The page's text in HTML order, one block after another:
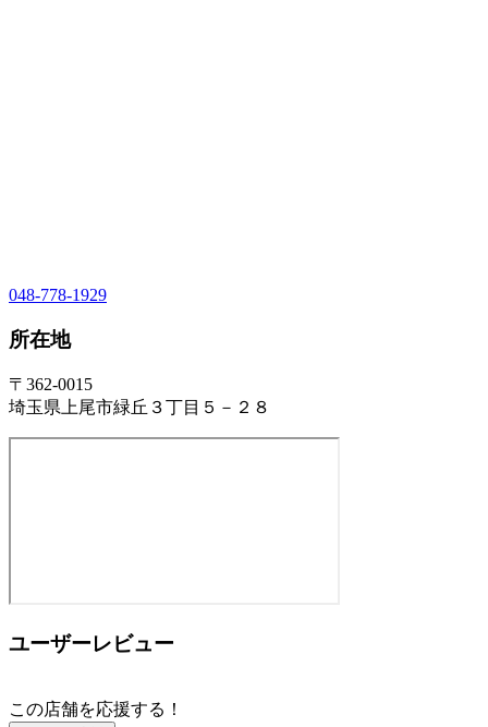
048-778-1929
所在地
〒362-0015
埼玉県上尾市緑丘３丁目５－２８
ユーザーレビュー
この店舗を応援する！